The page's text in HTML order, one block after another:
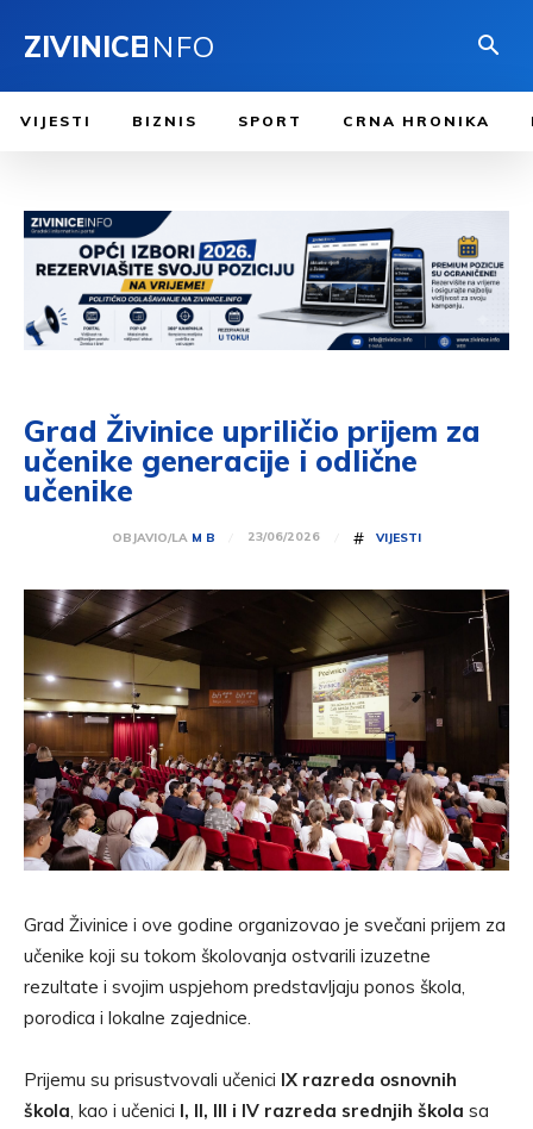
ZIVINICEINFO
VIJESTI BIZNIS SPORT CRNA HRONIKA
Grad Živinice upriličio prijem za
učenike generacije i odlične
učenike
OBJAVIO/LA M B 23/06/2026 # VIJESTI
Grad Živinice i ove godine organizovao je svečani prijem za
učenike koji su tokom školovanja ostvarili izuzetne
rezultate i svojim uspjehom predstavljaju ponos škola,
porodica i lokalne zajednice.
Prijemu su prisustvovali učenici IX razreda osnovnih
škola, kao i učenici I, II, III i IV razreda srednjih škola sa